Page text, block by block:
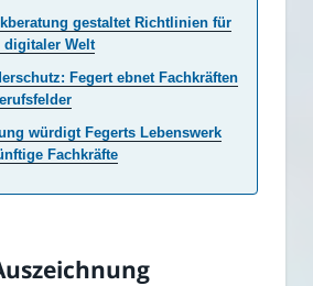
gestaltet Richtlinien für
digitaler Welt
Fegert ebnet Fachkräften
würdigt Fegerts Lebenswerk
Fachkräfte